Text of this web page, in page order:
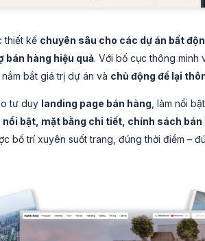
thiết kế chuyên sâu cho các dự án bất
bán hàng hiệu quả. Với bố cục thông minh
bắt giá trị dự án và chủ động để lại
tư duy landing page bán hàng , làm nổi
bật, mặt bằng chi tiết, chính sách
bố trí xuyên suốt trang, đúng thời điểm –